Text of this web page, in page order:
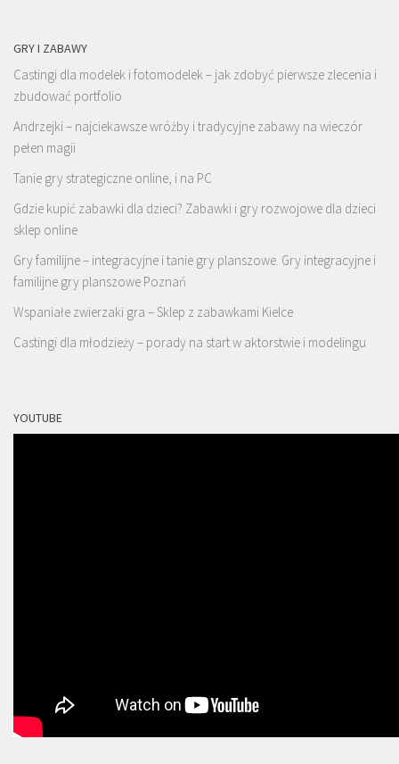
GRY I ZABAWY
Castingi dla modelek i fotomodelek – jak zdobyć pierwsze zlecenia i
zbudować portfolio
Andrzejki – najciekawsze wróżby i tradycyjne zabawy na wieczór
pełen magii
Tanie gry strategiczne online, i na PC
Gdzie kupić zabawki dla dzieci? Zabawki i gry rozwojowe dla dzieci
sklep online
Gry familijne – integracyjne i tanie gry planszowe. Gry integracyjne i
familijne gry planszowe Poznań
Wspaniałe zwierzaki gra – Sklep z zabawkami Kielce
Castingi dla młodzieży – porady na start w aktorstwie i modelingu
YOUTUBE